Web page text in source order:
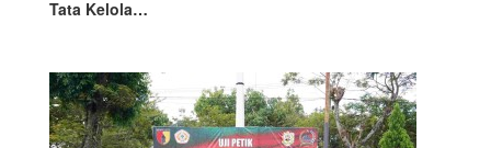
Tata Kelola…